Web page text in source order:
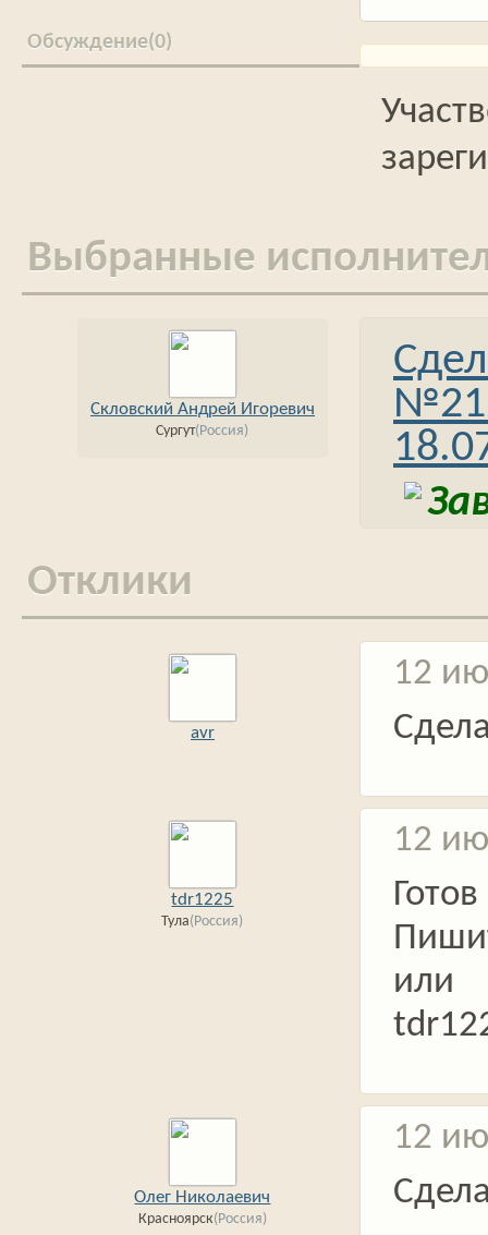
0
Выбранные
Скловский Андрей Игоревич
Сургут(Россия)
Отклики
avr
12
tdr1225
Тула(Россия)
12
или
Олег Николаевич
Красноярск(Россия)
12